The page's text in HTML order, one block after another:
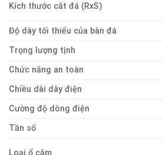
Kích thước cắt đá (RxS)
Độ dày tối thiểu của bàn đá
Trọng lượng tịnh
Chức năng an toàn
Chiều dài dây điện
Cường độ dòng điện
Tần số
Loại ổ cắm